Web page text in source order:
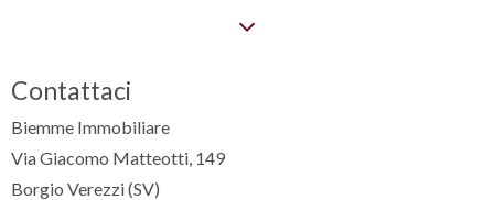
Contattaci
Biemme Immobiliare
Via Giacomo Matteotti, 149
Borgio Verezzi (SV)